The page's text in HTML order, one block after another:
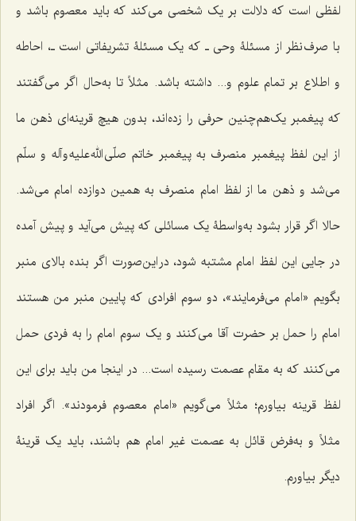
لفظی است که دلالت بر یک شخصی می‌کند که باید معصوم باشد و
با صرف نظر از مسئلۀ وحی ـ که یک مسئلۀ تشریفاتی است ـ، احاطه
و اطلاع بر تمام علوم و... داشته باشد. مثلاً تا به‌حال اگر می‌گفتند
که پیغمبر یک‌هم‌چنین حرفی را زده‌اند، بدون هیچ قرینه‌ای ذهن ما
از این لفظ پیغمبر منصرف به پیغمبر خاتم صلّی الله علیه و آله و سلّم
می‌شد و ذهن ما از لفظ امام منصرف به همین دوازده امام می‌شد.
حالا اگر قرار بشود به‌واسطۀ یک مسائلی که پیش می‌آید و پیش آمده
در جایی این لفظ امام مشتبه شود، در این‌صورت اگر بنده بالای منبر
بگویم «امام می‌فرمایند»، دو سوم افرادی که پایین منبر من هستند
امام را حمل بر حضرت آقا می‌کنند و یک سوم امام را به فردی حمل
می‌کنند که به مقام عصمت رسیده است... در اینجا من باید برای این
لفظ قرینه بیاورم؛ مثلاً می‌گویم «امام معصوم فرمودند». اگر افراد
مثلاً و به‌فرض قائل به عصمت غیر امام هم باشند، باید یک قرینۀ
دیگر بیاورم.